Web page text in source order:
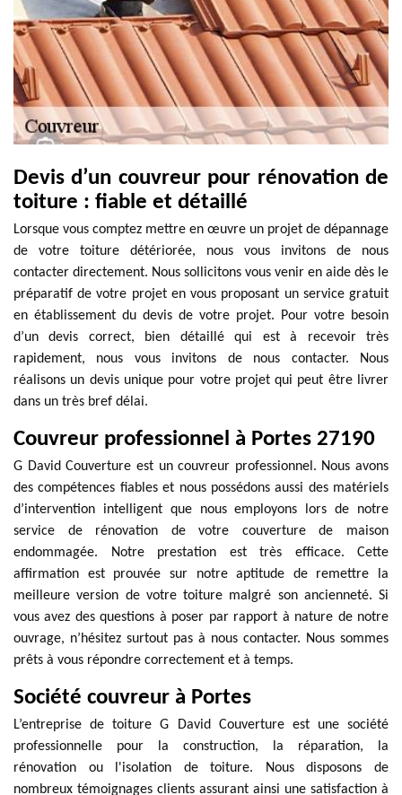
Devis d’un couvreur pour rénovation de
toiture : fiable et détaillé
Lorsque vous comptez mettre en œuvre un projet de dépannage
de votre toiture détériorée, nous vous invitons de nous
contacter directement. Nous sollicitons vous venir en aide dès le
préparatif de votre projet en vous proposant un service gratuit
en établissement du devis de votre projet. Pour votre besoin
d’un devis correct, bien détaillé qui est à recevoir très
rapidement, nous vous invitons de nous contacter. Nous
réalisons un devis unique pour votre projet qui peut être livrer
dans un très bref délai.
Couvreur professionnel à Portes 27190
G David Couverture est un couvreur professionnel. Nous avons
des compétences fiables et nous possédons aussi des matériels
d’intervention intelligent que nous employons lors de notre
service de rénovation de votre couverture de maison
endommagée. Notre prestation est très efficace. Cette
affirmation est prouvée sur notre aptitude de remettre la
meilleure version de votre toiture malgré son ancienneté. Si
vous avez des questions à poser par rapport à nature de notre
ouvrage, n’hésitez surtout pas à nous contacter. Nous sommes
prêts à vous répondre correctement et à temps.
Société couvreur à Portes
L’entreprise de toiture G David Couverture est une société
professionnelle pour la construction, la réparation, la
rénovation ou l'isolation de toiture. Nous disposons de
nombreux témoignages clients assurant ainsi une satisfaction à